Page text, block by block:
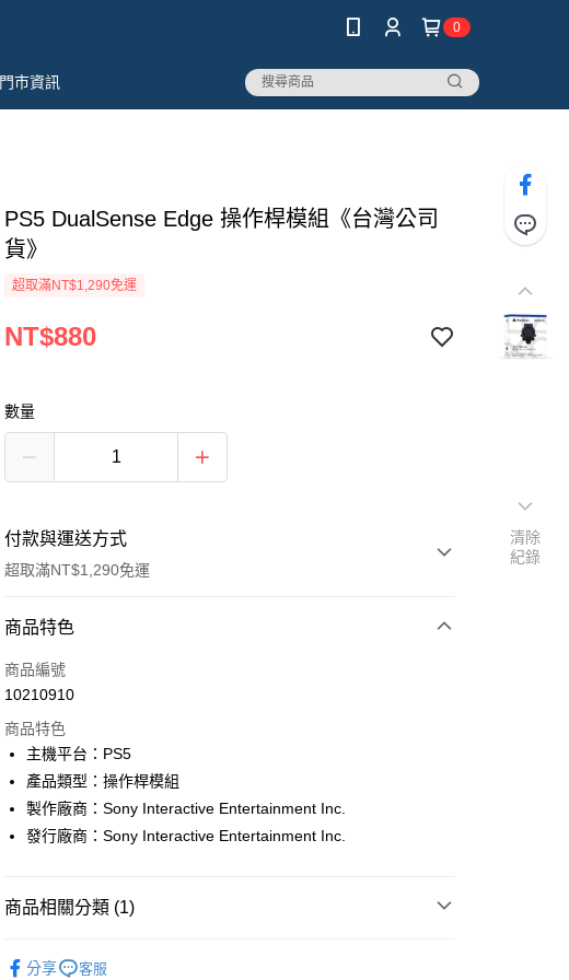
0
門市資訊
PS5 DualSense Edge 操作桿模組《台灣公司
貨》
超取滿NT$1,290免運
NT$880
數量
付款與運送方式
超取滿NT$1,290免運
付款方式
信用卡一次付款
LINE Pay
Apple Pay
街口支付
Google Pay
商品特色
商品編號
10210910
商品特色
主機平台：PS5
產品類型：操作桿模組
製作廠商：Sony Interactive Entertainment Inc.
發行廠商：Sony Interactive Entertainment Inc.
商品相關分類 (1)
分享
客服
清除
紀錄